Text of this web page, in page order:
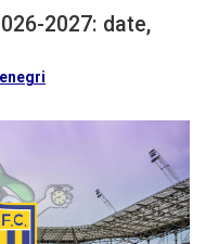
2027: date,